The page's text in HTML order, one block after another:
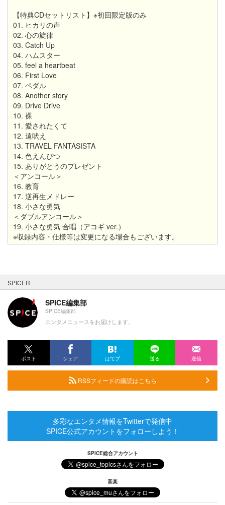
【特典CDセットリスト】※初回限定版のみ
01. ヒカリの声
02. 心の旋律
03. Catch Up
04. ハムスター
05. feel a heartbeat
06. First Love
07. ペダル
08. Another story
09. Drive Drive
10. 裸
11. 愛されたくて
12. 遠吠え
13. TRAVEL FANTASISTA
14. 色えんぴつ
15. ありがとうのプレゼント
＜アンコール＞
16. 教育
17. 逆再生メドレー
18. 小さな勇気
＜ダブルアンコール＞
19. 小さな勇気 合唱（アコギ ver.）
※収録内容・仕様等は変更になる場合もございます。
SPICER
SPICE編集部
SPICE編集部
エンタメニュースをお届けします。
ポスト シェア はてブ 送る 送信
RSSフィードの購読はこちら
多彩なエンタメ情報をTwitterで発信中
SPICE公式アカウントをフォローしよう！
SPICE総合アカウント
音楽